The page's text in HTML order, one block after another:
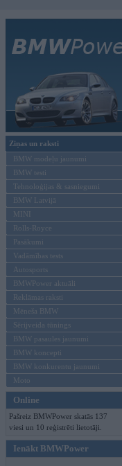
Ziņas un raksti
BMW modeļu jaunumi
BMW testi
Tehnoloģijas & sasniegumi
BMW Latvijā
MINI
Rolls-Royce
Pasākumi
Vadāmības tests
Autosports
BMWPower aktuāli
Reklāmas raksti
Mēneša BMW
Sērijveida tūnings
BMW pasaules jaunumi
BMW koncepti
BMW konkurentu jaunumi
Moto
Online
Pašreiz BMWPower skatās 137
viesi un 10 reģistrēti lietotāji.
Ienākt BMWPower